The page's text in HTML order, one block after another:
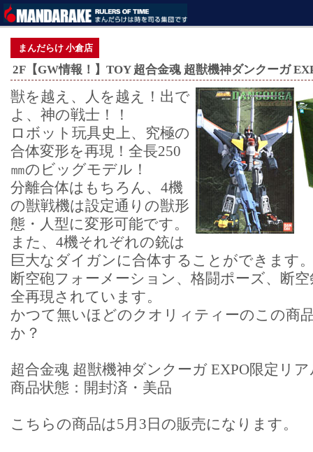
まんだらけ 小倉店
2F【GW情報！】TOY 超合金魂 超獣機神ダンクーガ
獣を越え、人を越え！出で
よ、神の戦士！！
ロボット玩具史上、究極の
合体変形を再現！全長250
㎜のビッグモデル！
分離合体はもちろん、4機
の獣戦機は設定通りの獣形
態・人型に変形可能です。
また、4機それぞれの銃は
巨大なダイガンに合体することができます
断空砲フォーメーション、格闘ポーズ、断
全再現されています。
かつて無いほどのクオリィティーのこの商
か？
超合金魂 超獣機神ダンクーガ EXPO限定リ
商品状態：開封済・美品
こちらの商品は5月3日の販売になります。